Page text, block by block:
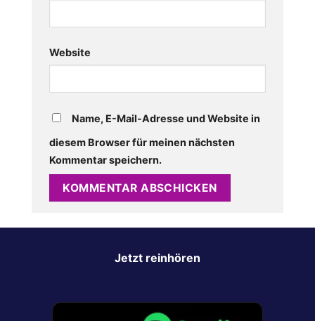
Website
Name, E-Mail-Adresse und Website in
diesem Browser für meinen nächsten
Kommentar speichern.
Jetzt reinhören